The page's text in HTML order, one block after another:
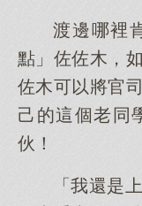
渡邊哪裡
點」佐佐木，
佐木可以將官
己的這個老同
伙！
「我還是